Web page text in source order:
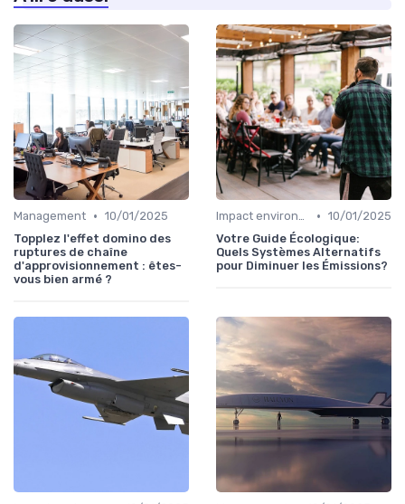
Management • 10/01/2025
Topplez l'effet domino des
ruptures de chaîne
d'approvisionnement : êtes-
vous bien armé ?
Impact environnemental • 10/01/2025
Votre Guide Écologique:
Quels Systèmes Alternatifs
pour Diminuer les Émissions?